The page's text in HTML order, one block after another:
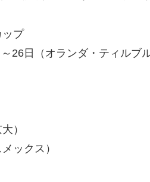
プ
26日（オランダ・ティルブ
）
ックス）